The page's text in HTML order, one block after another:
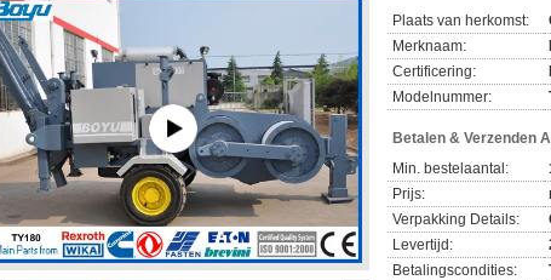
Plaats van herkomst:
Merknaam:
Certificering:
Modelnummer:
Betalen & Verzenden
Min. bestelaantal:
Prijs:
Verpakking Details:
Levertijd:
Betalingscondities: